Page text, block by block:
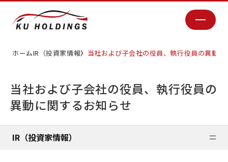
ホームIR（投資家情報） 当社および子会社の役員、執行役員の異動
当社および子会社の役員、執行役員の
異動に関するお知らせ
IR（投資家情報）